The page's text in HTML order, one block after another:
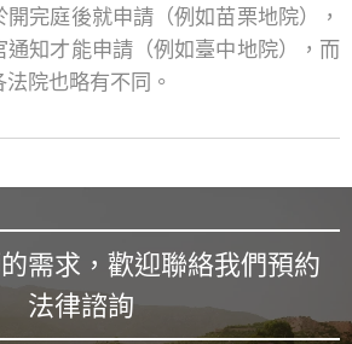
完庭後就申請（例如苗栗地院），
通知才能申請（例如臺中地院），而
院也略有不同。
需求，歡迎聯絡我們預約
法律諮詢